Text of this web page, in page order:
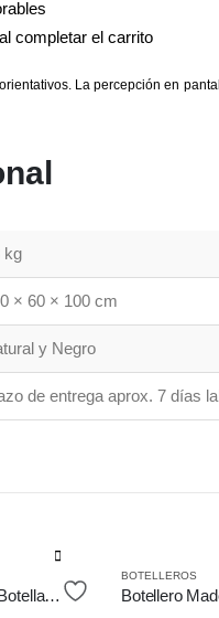
completar el carrito
La percepción en
kg
× 60 × 100 cm
y Negro
de entrega aprox. 7 días
2 Botelleros Portavasos Madera MDF 6 Botellas Cerveza Vino Licor estilo Vintage
BOTELLEROS